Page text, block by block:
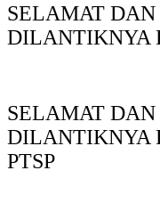
SELAMAT DAN
DILANTIKNYA
SELAMAT DAN
DILANTIKNYA
PTSP